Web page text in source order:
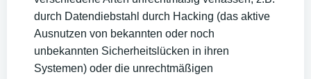
durch Datendiebstahl durch Hacking (das aktive
Ausnutzen von bekannten oder noch
unbekannten Sicherheitslücken in ihren
Systemen) oder die unrechtmäßigen